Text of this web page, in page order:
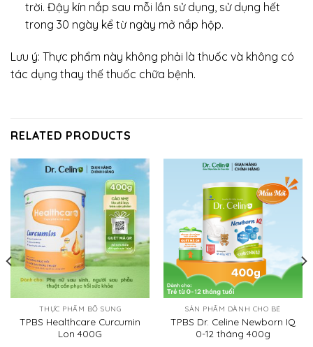
trời. Đậy kín nắp sau mỗi lần sử dụng, sử dụng hết
trong 30 ngày kể từ ngày mở nắp hộp.
Lưu ý: Thực phẩm này không phải là thuốc và không có
tác dụng thay thế thuốc chữa bệnh.
RELATED PRODUCTS
THỰC PHẨM BỔ SUNG
TPBS Healthcare Curcumin
Lon 400G
SẢN PHẨM DÀNH CHO BÉ
TPBS Dr. Celine Newborn IQ
0-12 tháng 400g